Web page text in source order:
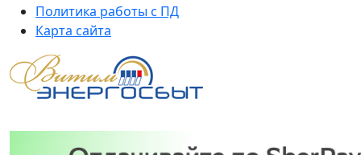
Политика работы с ПД
Карта сайта